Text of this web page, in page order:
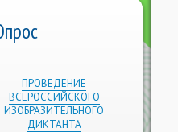
ПРОВЕДЕНИЕ
ВСЕРОССИЙСКОГО
ИЗОБРАЗИТЕЛЬНОГО
ДИКТАНТА